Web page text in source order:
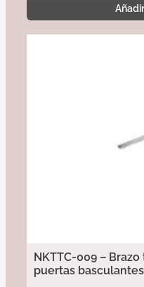
NKTTC-009 –
puertas